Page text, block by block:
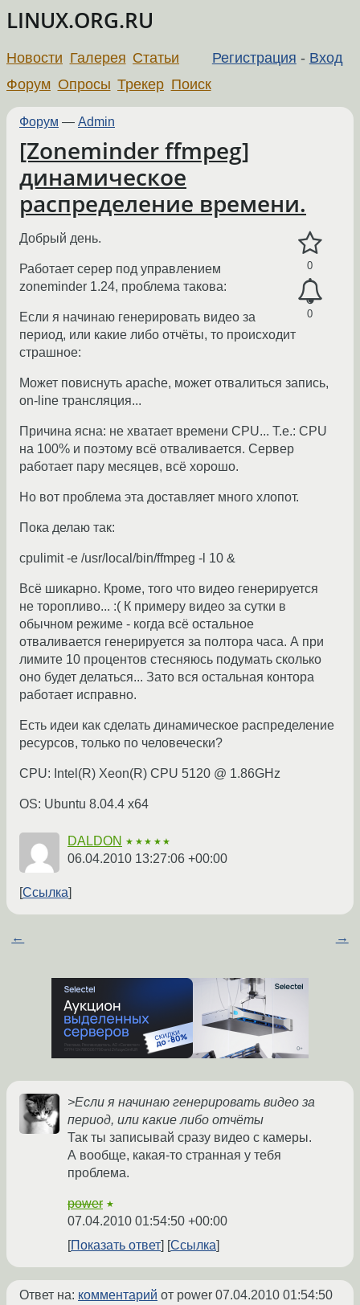
LINUX.ORG.RU
Регистрация - Вход
Новости Галерея Статьи
Форум Опросы Трекер Поиск
Форум — Admin
[Zoneminder ffmpeg]
динамическое
распределение времени.
0
0
Добрый день.
Работает серер под управлением
zoneminder 1.24, проблема такова:
Если я начинаю генерировать видео за
период, или какие либо отчёты, то происходит
страшное:
Может повиснуть apache, может отвалиться запись,
on-line трансляция...
Причина ясна: не хватает времени CPU... Т.е.: CPU
на 100% и поэтому всё отваливается. Сервер
работает пару месяцев, всё хорошо.
Но вот проблема эта доставляет много хлопот.
Пока делаю так:
cpulimit -e /usr/local/bin/ffmpeg -l 10 &
Всё шикарно. Кроме, того что видео генерируется
не торопливо... :( К примеру видео за сутки в
обычном режиме - когда всё остальное
отваливается генерируется за полтора часа. А при
лимите 10 процентов стесняюсь подумать сколько
оно будет делаться... Зато вся остальная контора
работает исправно.
Есть идеи как сделать динамическое распределение
ресурсов, только по человечески?
CPU: Intel(R) Xeon(R) CPU 5120 @ 1.86GHz
OS: Ubuntu 8.04.4 x64
DALDON ★★★★★
06.04.2010 13:27:06 +00:00
Ссылка
← →
>Если я начинаю генерировать видео за
период, или какие либо отчёты
Так ты записывай сразу видео с камеры.
А вообще, какая-то странная у тебя
проблема.
power ★
07.04.2010 01:54:50 +00:00
Показать ответ
Ссылка
Ответ на: комментарий от power 07.04.2010 01:54:50